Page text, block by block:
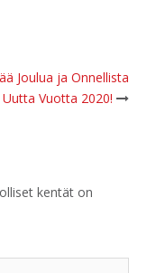
Joulua ja Onnellista
Uutta Vuotta 2020!
kentät on